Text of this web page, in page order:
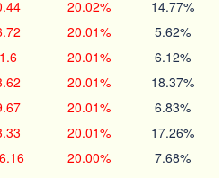
20.02% 14.77%
20.01% 5.62%
20.01% 6.12%
20.01% 18.37%
20.01% 6.83%
20.01% 17.26%
20.00% 7.68%